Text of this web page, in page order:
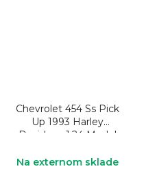
Chevrolet 454 Ss Pick
Up 1993 Harley
Davidson 1:24 Model
Na externom sklade